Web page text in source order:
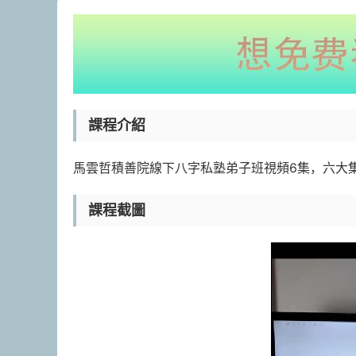
課程介紹
馬雲哲積善院線下八字私塾弟子班視頻6集，六大
課程截圖